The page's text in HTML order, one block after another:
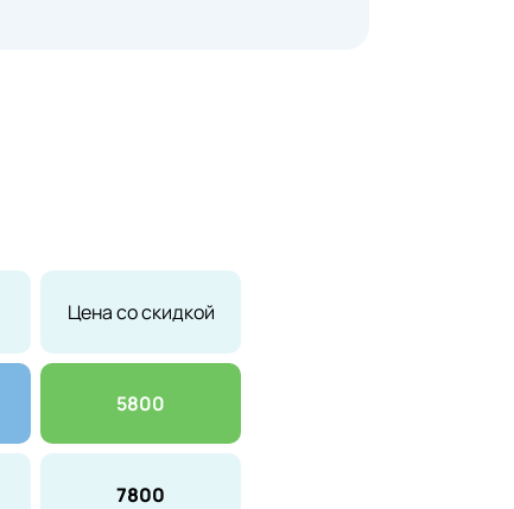
Цена со скидкой
5800
7800